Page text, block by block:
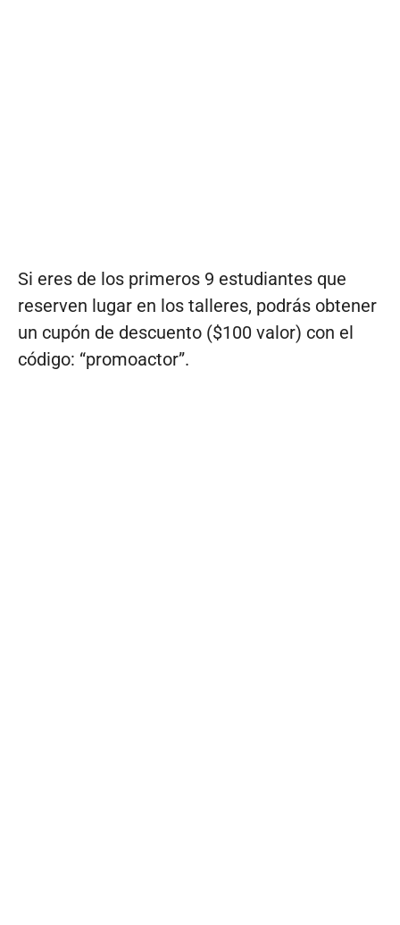
Si eres de los primeros 9 estudiantes que
reserven lugar en los talleres, podrás obtener
un cupón de descuento ($100 valor) con el
código: “promoactor”.